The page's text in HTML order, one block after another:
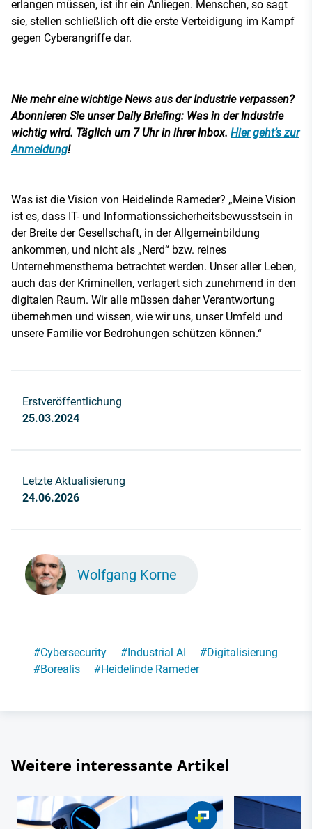
erlangen müssen, ist ihr ein Anliegen. Menschen, so sagt
sie, stellen schließlich oft die erste Verteidigung im Kampf
gegen Cyberangriffe dar.
Nie mehr eine wichtige News aus der Industrie verpassen?
Abonnieren Sie unser Daily Briefing: Was in der Industrie
wichtig wird. Täglich um 7 Uhr in ihrer Inbox. Hier geht’s zur
Anmeldung!
Was ist die Vision von Heidelinde Rameder? „Meine Vision
ist es, dass IT- und Informationssicherheitsbewusstsein in
der Breite der Gesellschaft, in der Allgemeinbildung
ankommen, und nicht als „Nerd“ bzw. reines
Unternehmensthema betrachtet werden. Unser aller Leben,
auch das der Kriminellen, verlagert sich zunehmend in den
digitalen Raum. Wir alle müssen daher Verantwortung
übernehmen und wissen, wie wir uns, unser Umfeld und
unsere Familie vor Bedrohungen schützen können.“
Erstveröffentlichung
25.03.2024
Letzte Aktualisierung
24.06.2026
Wolfgang Korne
#Cybersecurity #Industrial AI #Digitalisierung
#Borealis #Heidelinde Rameder
Weitere interessante Artikel